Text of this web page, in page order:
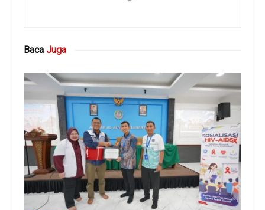
Baca Juga